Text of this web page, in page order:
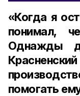
«Когда я
понимал,
Однажды
помогать